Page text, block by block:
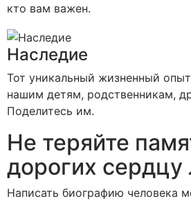
кто вам важен.
Наследие
Тот уникальный жизненный
нашим детям, родственникам,
Поделитесь им.
Не теряйте
дорогих
Написать биографию человека